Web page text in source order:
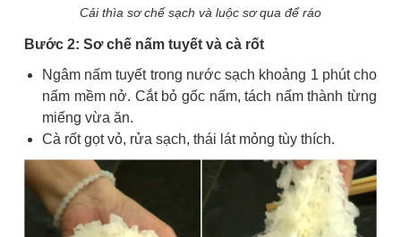
Cải thìa sơ chế sạch và luộc sơ qua để ráo
Bước 2: Sơ chế nấm tuyết và cà rốt
Ngâm nấm tuyết trong nước sạch khoảng 1 phút cho
nấm mềm nở. Cắt bỏ gốc nấm, tách nấm thành từng
miếng vừa ăn.
Cà rốt gọt vỏ, rửa sạch, thái lát mỏng tùy thích.